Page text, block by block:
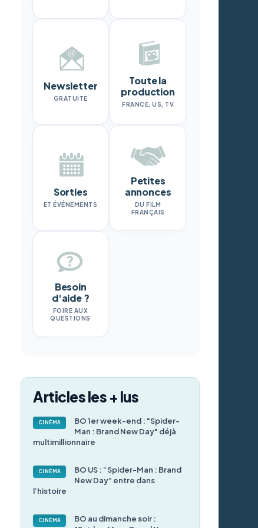
Newsletter
GRATUITE
Toute la
production
FRANCE, US, TV
Sorties
ET ÉVÉNEMENTS
Petites
annonces
DU FILM
FRANÇAIS
Besoin
d'aide ?
FOIRE AUX
QUESTIONS
Articles les + lus
CINÉMA
BO 1er week-end : "Spider-
Man : Brand New Day" déjà
multimillionnaire
CINÉMA
BO US : “Spider-Man : Brand
New Day” entre dans
l’histoire
CINÉMA
BO au dimanche soir :